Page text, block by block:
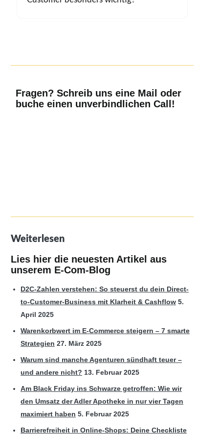
Fragen? Schreib uns eine Mail oder
buche einen unverbindlichen Call!
Weiterlesen
Lies hier die neuesten Artikel aus
unserem E-Com-Blog
D2C-Zahlen verstehen: So steuerst du dein Direct-
to-Customer-Business mit Klarheit & Cashflow 5.
April 2025
Warenkorbwert im E-Commerce steigern – 7 smarte
Strategien 27. März 2025
Warum sind manche Agenturen sündhaft teuer –
und andere nicht? 13. Februar 2025
Am Black Friday ins Schwarze getroffen: Wie wir
den Umsatz der Adler Apotheke in nur vier Tagen
maximiert haben 5. Februar 2025
Barrierefreiheit in Online-Shops: Deine Checkliste